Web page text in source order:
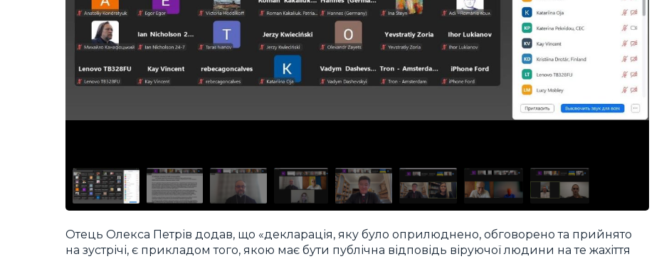
Отець Олекса Петрів додав, що «декларація, яку було оприлюднено, обговорено та прийнято
на зустрічі, є прикладом того, якою має бути публічна відповідь віруючої людини на те жахіття